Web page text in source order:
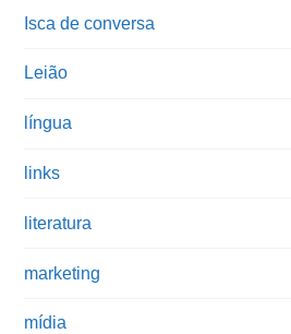
Isca de conversa
Leião
língua
links
literatura
marketing
mídia